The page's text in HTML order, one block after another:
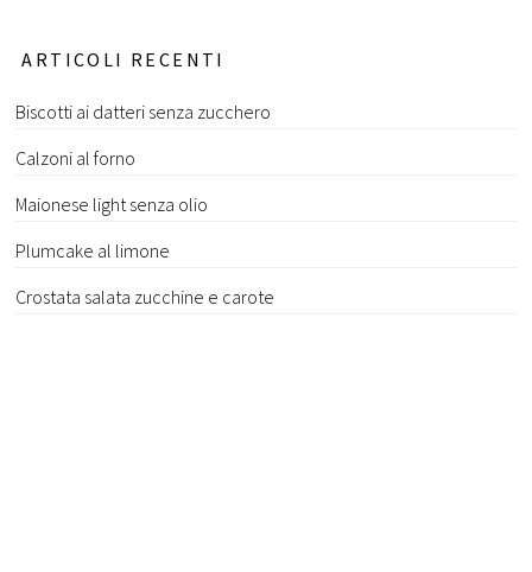
ARTICOLI RECENTI
Biscotti ai datteri senza zucchero
Calzoni al forno
Maionese light senza olio
Plumcake al limone
Crostata salata zucchine e carote